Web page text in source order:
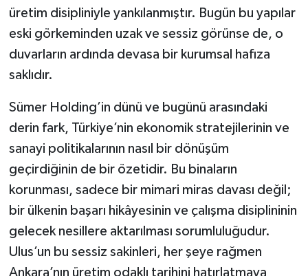
üretim disipliniyle yankılanmıştır. Bugün bu yapılar
eski görkeminden uzak ve sessiz görünse de, o
duvarların ardında devasa bir kurumsal hafıza
saklıdır.
Sümer Holding’in dünü ve bugünü arasındaki
derin fark, Türkiye’nin ekonomik stratejilerinin ve
sanayi politikalarının nasıl bir dönüşüm
geçirdiğinin de bir özetidir. Bu binaların
korunması, sadece bir mimari miras davası değil;
bir ülkenin başarı hikâyesinin ve çalışma disiplininin
gelecek nesillere aktarılması sorumluluğudur.
Ulus’un bu sessiz sakinleri, her şeye rağmen
Ankara’nın üretim odaklı tarihini hatırlatmaya